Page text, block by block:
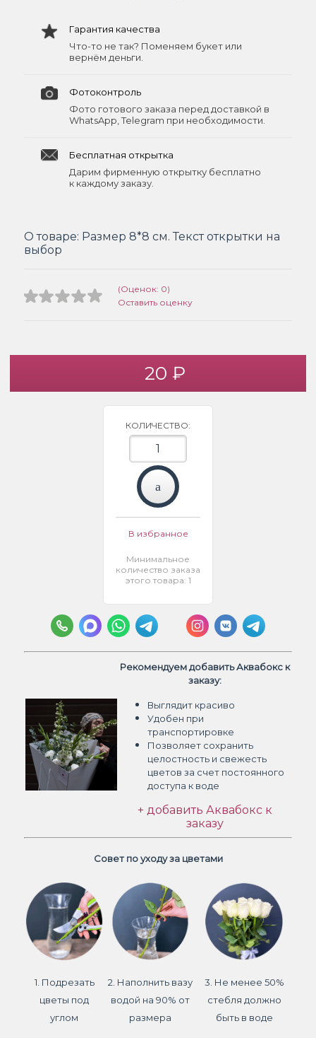
Гарантия качества
Что-то не так? Поменяем букет или
вернём деньги.
Фотоконтроль
Фото готового заказа перед доставкой в
WhatsApp, Telegram при необходимости.
Бесплатная открытка
Дарим фирменную открытку бесплатно
к каждому заказу.
О товаре: Размер 8*8 см. Текст открытки на
выбор
(Оценок: 0)
Оставить оценку
20 ₽
КОЛИЧЕСТВО:
В избранное
Минимальное
количество заказа
этого товара: 1
Рекомендуем добавить Аквабокс к
заказу:
Выглядит красиво
Удобен при
транспортировке
Позволяет сохранить
целостность и свежесть
цветов за счет постоянного
доступа к воде
+ добавить Аквабокс к
заказу
Совет по уходу за цветами
1. Подрезать
цветы под
углом
2. Наполнить вазу
водой на 90% от
размера
3. Не менее 50%
стебля должно
быть в воде